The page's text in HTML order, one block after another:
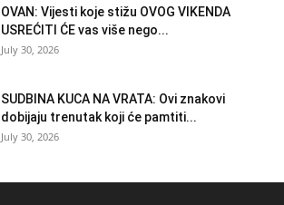
OVAN: Vijesti koje stižu OVOG VIKENDA
USREĆITI ĆE vas više nego...
July 30, 2026
SUDBINA KUCA NA VRATA: Ovi znakovi
dobijaju trenutak koji će pamtiti...
July 30, 2026